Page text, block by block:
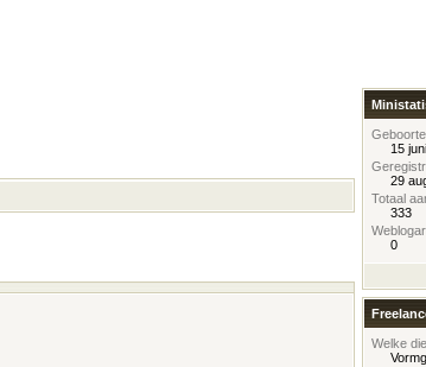
15
29
Totaal
333
0
Welke